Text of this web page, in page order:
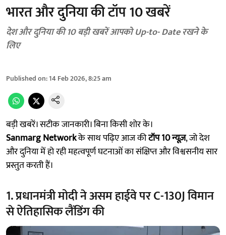
भारत और दुनिया की टॉप 10 खबरें
देश और दुनिया की 10 बड़ी खबरें आपको Up-to- Date रखने के
लिए
Published on:14 Feb 2026, 8:25 am
बड़ी खबरें। सटीक जानकारी। बिना किसी शोर के।
Sanmarg Networkके साथ पढ़िए आज कीटॉप 10 न्यूज़, जो देश
और दुनिया में हो रही महत्वपूर्ण घटनाओं का संक्षिप्त और विश्वसनीय सार
प्रस्तुत करती हैं।
1. प्रधानमंत्री मोदी ने असम हाईवे पर C-130J विमान
से ऐतिहासिक लैंडिंग की